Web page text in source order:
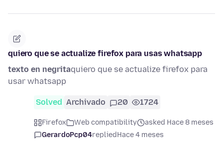
quiero que se actualize firefox para usas whatsapp
texto en negritaquiero que se actualize firefox para
usar whatsapp
Solved Archivado 20 1724
Firefox Web compatibility
asked Hace 8 meses
GerardoPcp04repliedHace 4 meses